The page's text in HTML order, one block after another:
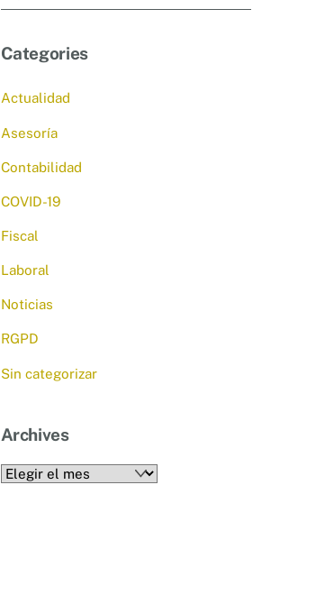
Categories
Actualidad
Asesoría
Contabilidad
COVID-19
Fiscal
Laboral
Noticias
RGPD
Sin categorizar
Archives
Archives